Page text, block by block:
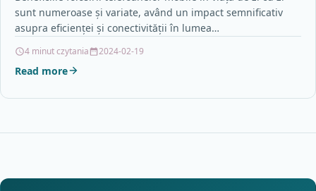
sunt numeroase și variate, având un impact semnificativ
asupra eficienței și conectivității în lumea…
4 minut czytania 2024-02-19
Read more